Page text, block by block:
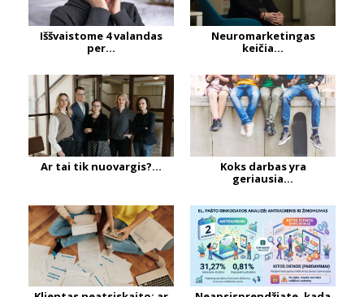
Iššvaistome 4 valandas
per...
Neuromarketingas
keičia...
Ar tai tik nuovargis?...
Koks darbas yra
geriausia...